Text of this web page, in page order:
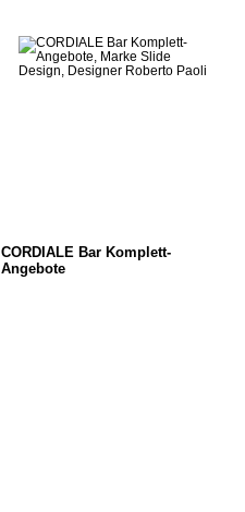
CORDIALE Bar Komplett-
Angebote